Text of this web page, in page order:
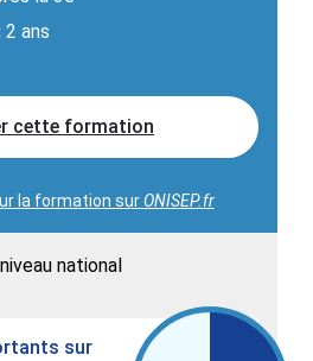
2 ans
cette formation
la formation surONISEP.fr
national
sur